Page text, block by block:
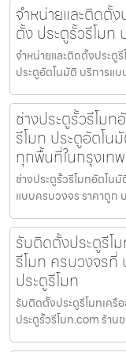
จำหน่ายและติดตั้
ตั้ง ประตูรั้วรีโมท
จำหน่ายและติดตั้งประตู
ประตูอัตโนมัติ บริการแ
ช่างประตูรั้วรีโม
รีโมท ประตูอัตโน
ทุกพื้นที่ในกรุงเท
ช่างประตูรั้วรีโมทอัตโน
แบบครบวงจร ราคาถูก
รับติดตั้งประตูรีโ
รีโมท ครบวงจรที่
ประตูรีโมท
รับติดตั้งประตูรีโมทเครื
ประตูรั้วรีโมท.com ร้าน